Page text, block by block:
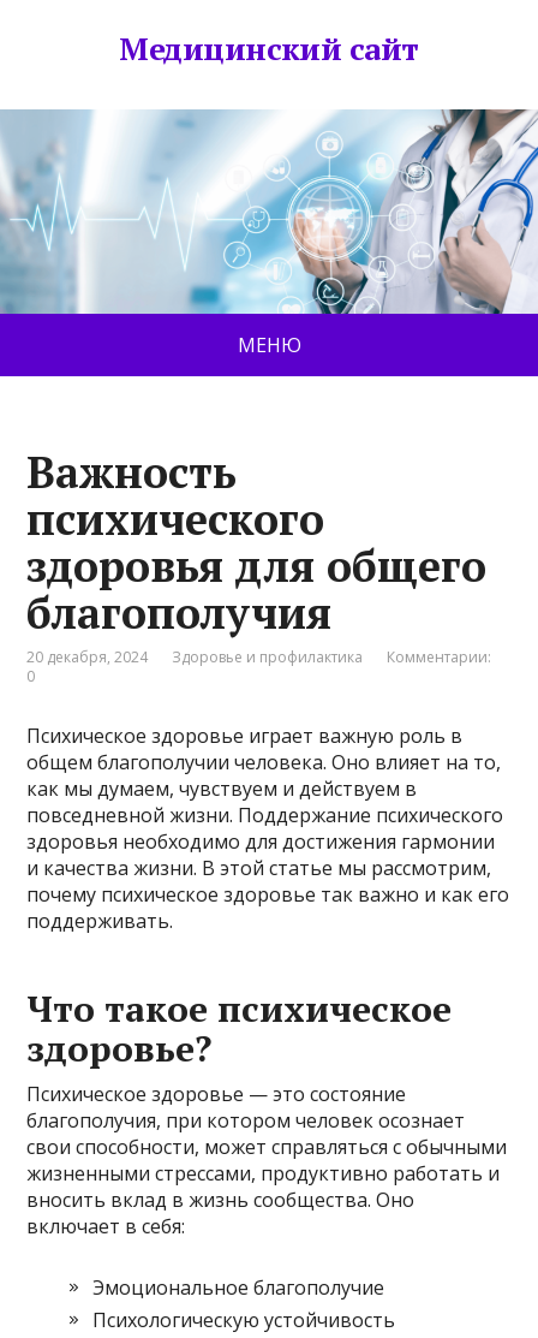
Медицинский сайт
МЕНЮ
Важность
психического
здоровья для общего
благополучия
20 декабря, 2024 Здоровье и профилактика
Комментарии:
0
Психическое здоровье играет важную роль в
общем благополучии человека. Оно влияет на то,
как мы думаем, чувствуем и действуем в
повседневной жизни. Поддержание психического
здоровья необходимо для достижения гармонии
и качества жизни. В этой статье мы рассмотрим,
почему психическое здоровье так важно и как его
поддерживать.
Что такое психическое
здоровье?
Психическое здоровье — это состояние
благополучия, при котором человек осознает
свои способности, может справляться с обычными
жизненными стрессами, продуктивно работать и
вносить вклад в жизнь сообщества. Оно
включает в себя:
Эмоциональное благополучие
Психологическую устойчивость